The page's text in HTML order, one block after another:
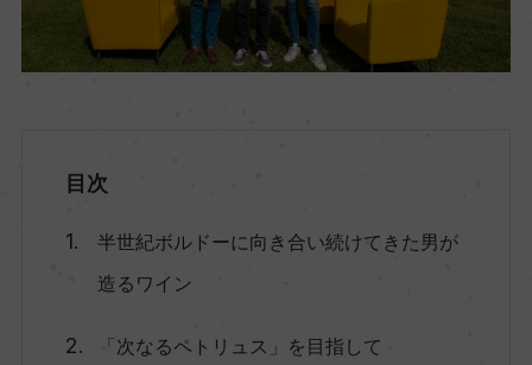
目次
半世紀ボルドーに向き合い続けてきた男が
造るワイン
「次なるペトリュス」を目指して